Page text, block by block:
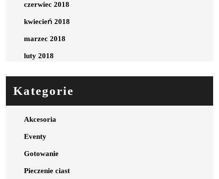
czerwiec 2018
kwiecień 2018
marzec 2018
luty 2018
Kategorie
Akcesoria
Eventy
Gotowanie
Pieczenie ciast